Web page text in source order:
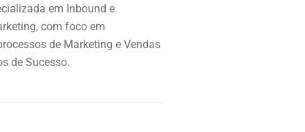
em Inbound e
com foco em
de Marketing e Vendas
de Sucesso.